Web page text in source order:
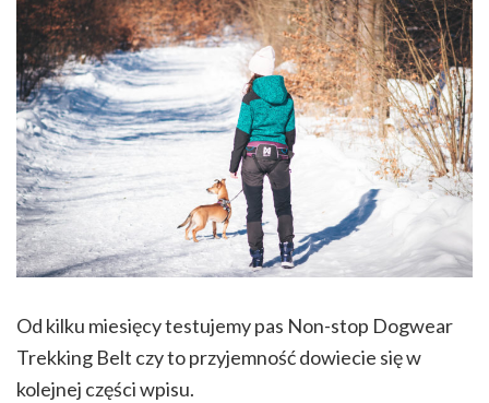
Od kilku miesięcy testujemy pas Non-stop Dogwear
Trekking Belt czy to przyjemność dowiecie się w
kolejnej części wpisu.